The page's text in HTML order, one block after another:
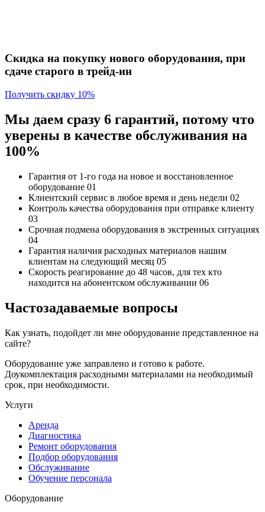
Скидка на покупку нового оборудования, при
сдаче старого в трейд-ин
Получить скидку 10%
Мы даем сразу 6 гарантий, потому что
уверены в качестве обслуживания на
100%
Гарантия от 1-го года на новое и восстановленное
оборудование 01
Клиентский сервис в любое время и день недели 02
Контроль качества оборудования при отправке клиенту
03
Срочная подмена оборудования в экстренных ситуациях
04
Гарантия наличия расходных материалов нашим
клиентам на следующий месяц 05
Скорость реагирование до 48 часов, для тех кто
находится на абонентском обслуживании 06
Частозадаваемые вопросы
Как узнать, подойдет ли мне оборудование представленное на
сайте?
Оборудование уже заправлено и готово к работе.
Доукомплектация расходными материалами на необходимый
срок, при необходимости.
Услуги
Аренда
Диагностика
Ремонт оборудования
Подбор оборудования
Обслуживание
Обучение персонала
Оборудование